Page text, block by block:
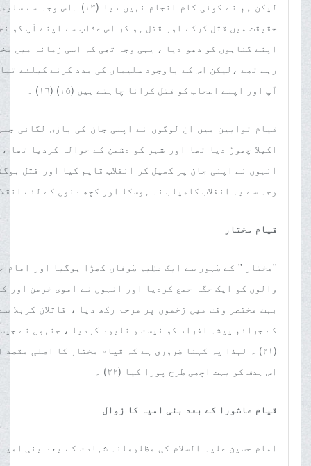
حقیقت میں قتل کرکے اور قتل ہو کر اس عذاب سے اپنے آپ کو
اپنے گناہوں کو دھو دیا ، یہی وجہ تھی کہ اسی زمانہ میں
رہے تھے ،لیکن اس کے باوجود سلیمان کی مدد کرنے کیلئے
آپ اور اپنے اصحاب کو قتل کرانا چاہتے ہیں (١٥) (١٦) ۔
قیام توابین میں ان لوگوں نے اپنی جان کی بازی لگائی
اکیلا چھوڑ دیا تھا اور شہر کو دشمن کے حوالہ کردیا
وجہ سے یہ انقلاب کامیاب نہ ہوسکا اور کچھ دنوں کے لئے انقلاب
قیام مختار
''مختار '' کے ظہور سے ایک عظیم طوفان کھڑا ہوگیا اور امام
کے جرائم پیشہ افراد کو نیست و نابود کردیا ، جنہوں نے
(٢١) ۔ لہذا یہ کہنا ضروری ہے کہ قیام مختار کا اصلی
اس ہدف کو بہت اچھی طرح پورا کیا (٢٢) ۔
قیام عاشورا کے بعد بنی امیہ کا زوال
امام حسین علیہ السلام کی مظلومانہ شہادت کے بعد بنی